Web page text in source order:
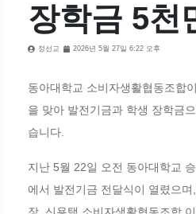
장학금 5천
정선교 2026년 5월 27일 6:22 오후
동아대학교 소비자생활협동조합
을 맞아 발전기금과 학생 장학금
습니다.
지난 5월 22일 오전 동아대학교
에서 발전기금 전달식이 열렸으